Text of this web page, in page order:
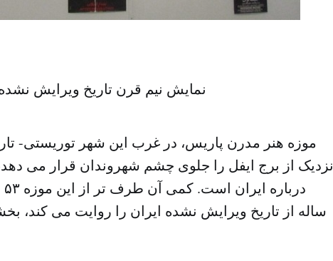
نمایش نیم قرن تاریخ ویرایش
موزه هنر مدرن پاریس، در غرب این شهر توریستی-
نزدیک از برج ایفل را جلوی چشم شهروندان قرار می
ساله از تاریخ ویرایش نشده ایران را روایت می کند،